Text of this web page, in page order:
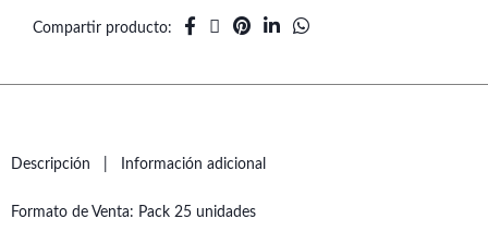
Compartir producto
Descripción Información adicional
Formato de Venta: Pack 25 unidades